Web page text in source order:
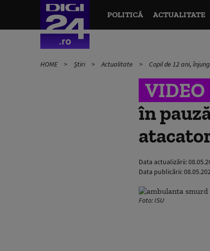
POLITICĂ ACTUALITATE
HOME Știri Actualitate Copil de 12 ani,
VIDEO
în
Data actualizării:
Data publicării:
Foto: ISU